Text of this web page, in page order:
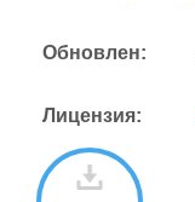
Обновлен:
Лицензия: